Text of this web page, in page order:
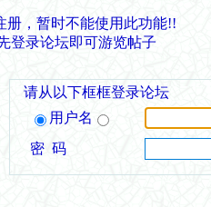
册，暂时不能使用此功能!!
登录论坛即可游览帖子
请从以下框框登录论坛
用户名
密 码